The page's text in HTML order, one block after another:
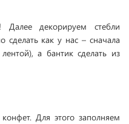
декорируем стебли
как у нас – сначала
а бантик сделать из
Для этого заполняем